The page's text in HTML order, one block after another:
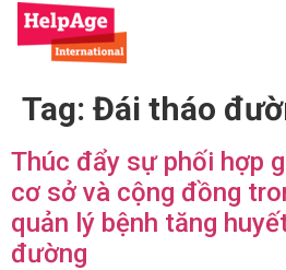
Tag: Đái tháo
Thúc đẩy sự phối hợp
cơ sở và cộng đồng
quản lý bệnh tăng
đường